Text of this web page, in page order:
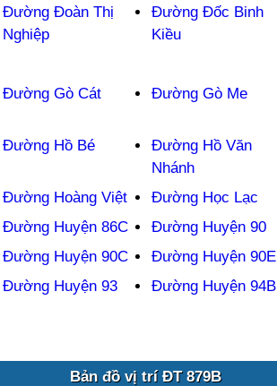
Đường Đoàn Thị
Nghiệp
Đường Đốc Binh
Kiều
Đường Gò Cát Đường Gò Me
Đường Hồ Bé
Đường Hồ Văn
Nhánh
Đường Hoàng Việt Đường Học Lạc
Đường Huyện 86C Đường Huyện 90
Đường Huyện 90C
Đường Huyện 90E
Đường Huyện 93 Đường Huyện 94B
Bản đồ vị trí ĐT 879B